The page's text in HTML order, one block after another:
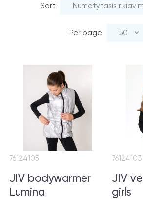
Sort Numatytasis
Per page 50
JIV bodywarmer
Lumina
76124105
JIV
girls
761241031